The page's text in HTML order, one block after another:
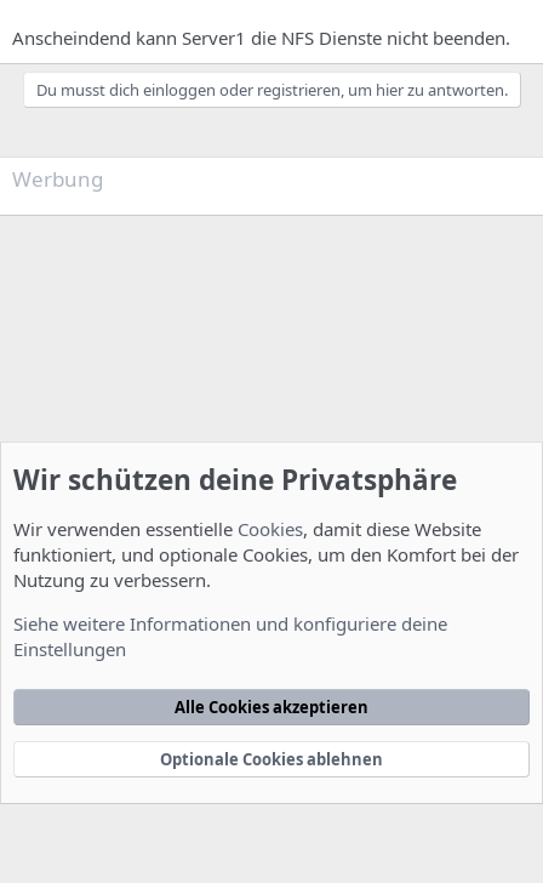
Anscheindend kann Server1 die NFS Dienste nicht beenden.
Du musst dich einloggen oder registrieren, um hier zu antworten.
Werbung
Nutzungsbedingungen Datenschutzerklärung
Startseite
e
Community platform by XenForo® © 2010-2022 XenForo Ltd.
xenDach©2010-2014
Wir schützen deine Privatsphäre
Wir verwenden essentielle Cookies, damit diese Website
funktioniert, und optionale Cookies, um den Komfort bei der
Nutzung zu verbessern.
Siehe weitere Informationen und konfiguriere deine
Einstellungen
Alle Cookies akzeptieren
Optionale Cookies ablehnen